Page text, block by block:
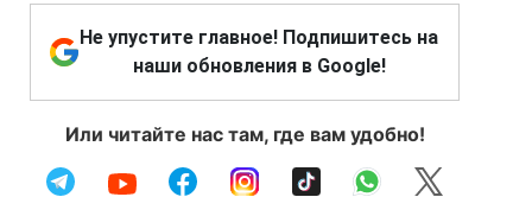
Не упустите главное! Подпишитесь на
наши обновления в Google!
Или читайте нас там, где вам удобно!